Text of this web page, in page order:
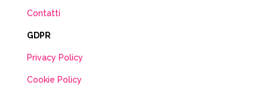
Contatti
GDPR
Privacy Policy
Cookie Policy